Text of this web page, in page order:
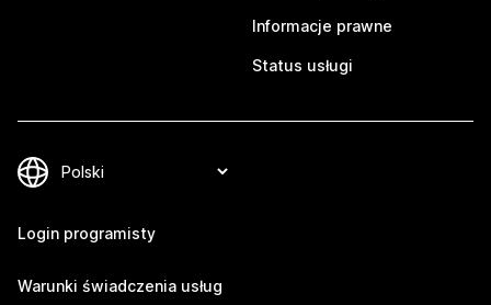
Informacje prawne
Status usługi
Login programisty
Warunki świadczenia usług